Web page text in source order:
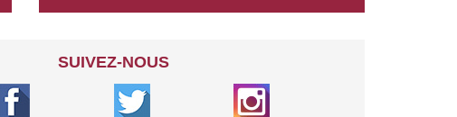
SUIVEZ-NOUS